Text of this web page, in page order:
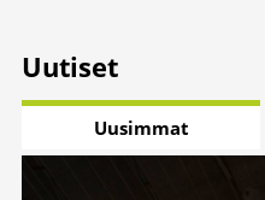
Uutiset
Uusimmat